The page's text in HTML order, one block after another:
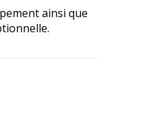
ainsi que